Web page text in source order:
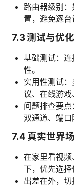
路由器级别
置，避免逐台
7.3 测试与优化
基础测试：
性。
实用性测试
议、在线游戏
问题排查要
双通道、端口
7.4 真实世界
在家里看视
下，优先选择
出差在外，